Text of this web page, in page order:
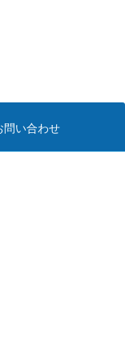
問い合わせ